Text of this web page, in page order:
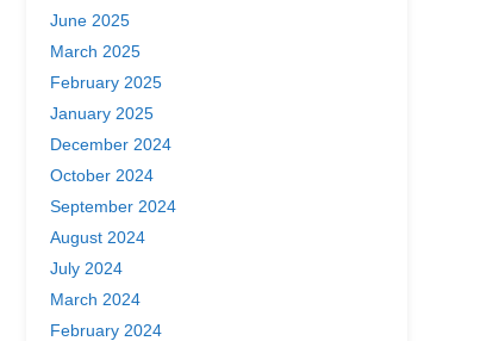
June 2025
March 2025
February 2025
January 2025
December 2024
October 2024
September 2024
August 2024
July 2024
March 2024
February 2024